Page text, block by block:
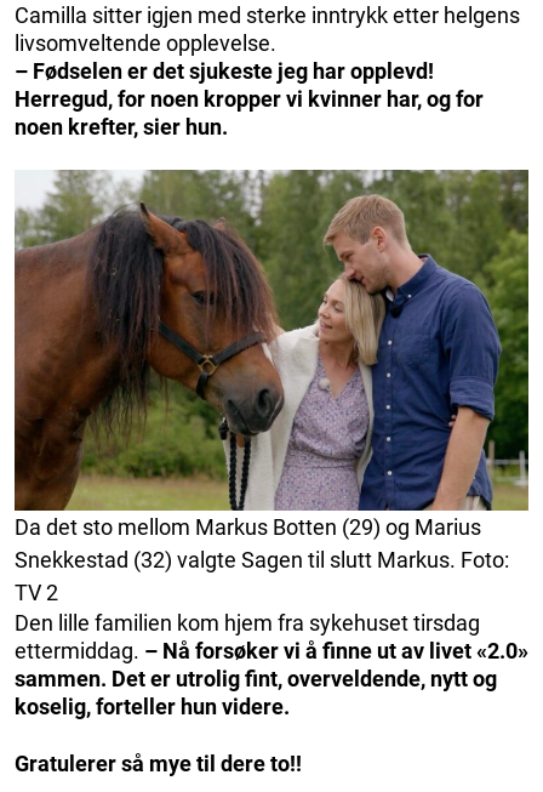
Camilla sitter igjen med sterke inntrykk etter helgens
livsomveltende opplevelse.
– Fødselen er det sjukeste jeg har opplevd!
Herregud, for noen kropper vi kvinner har, og for
noen krefter, sier hun.
Da det sto mellom Markus Botten (29) og Marius
Snekkestad (32) valgte Sagen til slutt Markus. Foto:
TV 2
Den lille familien kom hjem fra sykehuset tirsdag
ettermiddag. – Nå forsøker vi å finne ut av livet «2.0»
sammen. Det er utrolig fint, overveldende, nytt og
koselig, forteller hun videre.
Gratulerer så mye til dere to!!